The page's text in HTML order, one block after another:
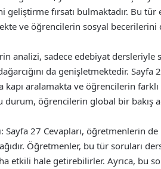
geliştirme fırsatı bulmaktadır. Bu tür
ve öğrencilerin sosyal becerilerini
analizi, sadece edebiyat dersleriyle
da genişletmektedir. Sayfa
kapı aralamakta ve öğrencilerin
durum, öğrencilerin global bir bakış
Sayfa 27 Cevapları, öğretmenlerin
Öğretmenler, bu tür soruları
etkili hale getirebilirler. Ayrıca, bu